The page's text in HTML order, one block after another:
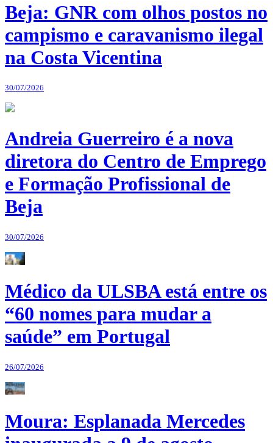
Beja: GNR com olhos postos no
campismo e caravanismo ilegal
na Costa Vicentina
30/07/2026
Andreia Guerreiro é a nova
diretora do Centro de Emprego
e Formação Profissional de
Beja
30/07/2026
Médico da ULSBA está entre os
“60 nomes para mudar a
saúde” em Portugal
26/07/2026
Moura: Esplanada Mercedes